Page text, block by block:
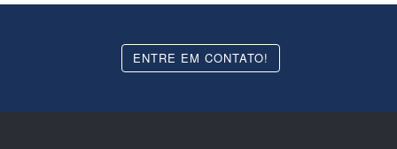
ENTRE EM CONTATO!